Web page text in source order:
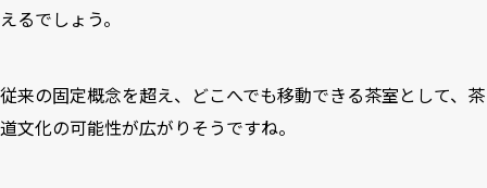
えるでしょう。
従来の固定概念を超え、どこへでも移動できる茶室として、茶
道文化の可能性が広がりそうですね。